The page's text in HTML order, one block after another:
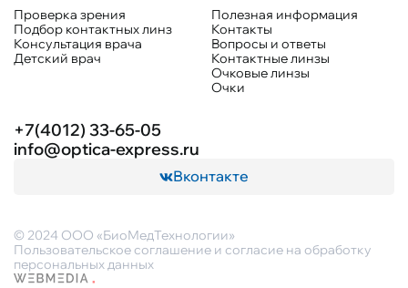
Проверка зрения
Подбор контактных линз
Консультация врача
Детский врач
Полезная информация
Контакты
Вопросы и ответы
Контактные линзы
Очковые линзы
Очки
+7(4012) 33-65-05
info@optica-express.ru
Вконтакте
© 2024 ООО «БиоМедТехнологии»
Пользовательское соглашение и согласие на обработку
персональных данных